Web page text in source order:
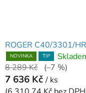
ROGER C40/3301/
NOVINKA TIP
8 289 Kč
(–7 %)
7 636 Kč / ks